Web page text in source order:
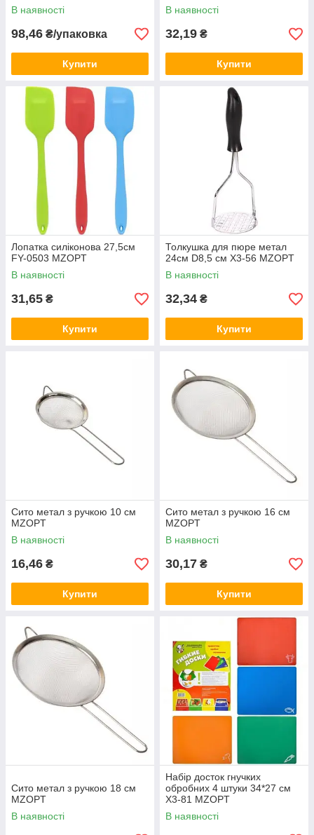
В наявності
98,46 ₴/упаковка
Купити
В наявності
32,19 ₴
Купити
Лопатка силіконова 27,5см
FY-0503 MZOPT
В наявності
31,65 ₴
Купити
Толкушка для пюре метал
24см D8,5 см X3-56 MZOPT
В наявності
32,34 ₴
Купити
Сито метал з ручкою 10 см
MZOPT
В наявності
16,46 ₴
Купити
Сито метал з ручкою 16 см
MZOPT
В наявності
30,17 ₴
Купити
Сито метал з ручкою 18 см
MZOPT
В наявності
Набір досток гнучких
обробних 4 штуки 34*27 см
Х3-81 MZOPT
В наявності